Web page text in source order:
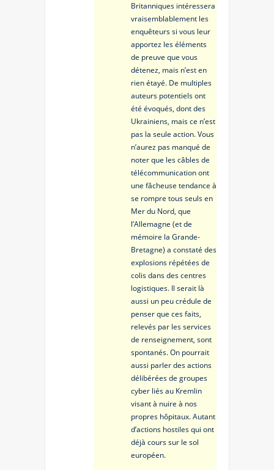
Britanniques intéressera
vraisemblablement les
enquêteurs si vous leur
apportez les éléments
de preuve que vous
détenez, mais n’est en
rien étayé. De multiples
auteurs potentiels ont
été évoqués, dont des
Ukrainiens, mais ce n’est
pas la seule action. Vous
n’aurez pas manqué de
noter que les câbles de
télécommunication ont
une fâcheuse tendance à
se rompre tous seuls en
Mer du Nord, que
l’Allemagne (et de
mémoire la Grande-
Bretagne) a constaté des
explosions répétées de
colis dans des centres
logistiques. Il serait là
aussi un peu crédule de
penser que ces faits,
relevés par les services
de renseignement, sont
spontanés. On pourrait
aussi parler des actions
délibérées de groupes
cyber liés au Kremlin
visant à nuire à nos
propres hôpitaux. Autant
d’actions hostiles qui ont
déjà cours sur le sol
européen.